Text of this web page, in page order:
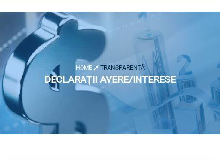
HOME TRANSPARENȚĂ
DECLARAȚII AVERE/INTERESE